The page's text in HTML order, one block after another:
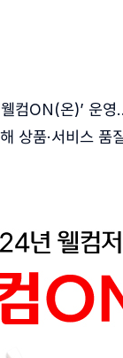
컴ON(온)’ 운
상품·서비스 품